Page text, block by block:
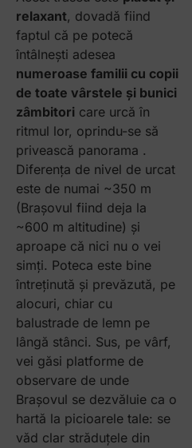
relaxant, dovadă fiind
faptul că pe potecă
întâlnești adesea
numeroase familii cu copii
de toate vârstele și bunici
zâmbitori care urcă în
ritmul lor, oprindu-se să
privească panorama .
Diferența de nivel de urcat
este de numai ~350 m
(Brașovul fiind deja la
~600 m altitudine) și
aproape că nici nu o vei
simți. Poteca este bine
întreținută și prevăzută, pe
alocuri, chiar cu
balustrade de lemn pe
lângă stânci. Sus, pe vârf,
vei găsi platforme de
observare de unde
Brașovul se dezvăluie ca o
hartă la picioarele tale: se
văd clar străduțele din